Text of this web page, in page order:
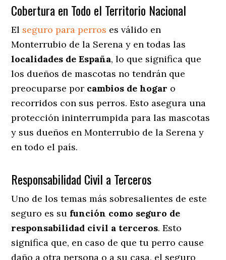
Cobertura en Todo el Territorio Nacional
El seguro para perros es válido en
Monterrubio de la Serena y en todas las
localidades de España, lo que significa que
los dueños de mascotas no tendrán que
preocuparse por cambios de hogar o
recorridos con sus perros. Esto asegura una
protección ininterrumpida para las mascotas
y sus dueños en Monterrubio de la Serena y
en todo el país.
Responsabilidad Civil a Terceros
Uno de los temas más sobresalientes de este
seguro es su función como seguro de
responsabilidad civil a terceros. Esto
significa que, en caso de que tu perro cause
daño a otra persona o a su casa, el seguro